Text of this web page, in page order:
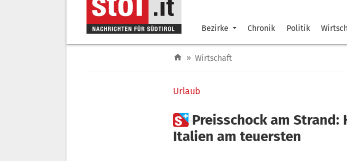
Bezirke Chronik Politik
» Wirtschaft
Urlaub
 Preisschock am
Italien am teuersten